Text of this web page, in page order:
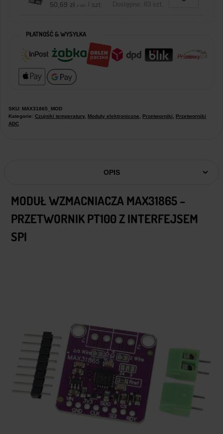
50,69 zł z VAT / szt. Dostępne: 83 szt.
PŁATNOŚĆ & WYSYŁKA
SKU: MAX31865_MOD
Kategorie: Czujniki temperatury Moduły elektroniczne Przetworniki
Przetworniki
ADC
OPIS
MODUŁ WZMACNIACZA MAX31865 –
PRZETWORNIK PT100 Z INTERFEJSEM
SPI